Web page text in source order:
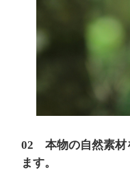
02 本物の自然素材
ます。